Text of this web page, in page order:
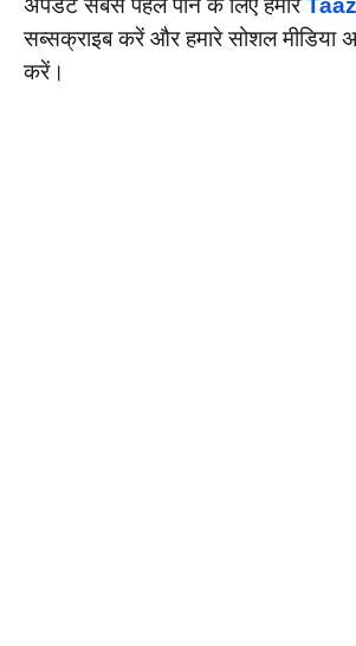
सब्सक्राइब करें और हमारे सोशल मीडिया
करें।